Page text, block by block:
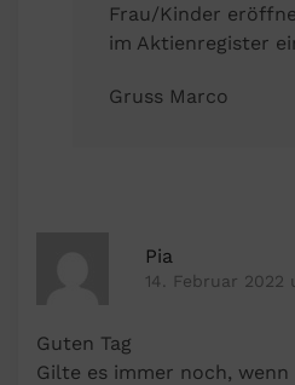
Frau/Kinder
im Aktienregister
Gruss Marco
Pia
14. Februar 2022
Guten Tag
Gilte es immer noch,